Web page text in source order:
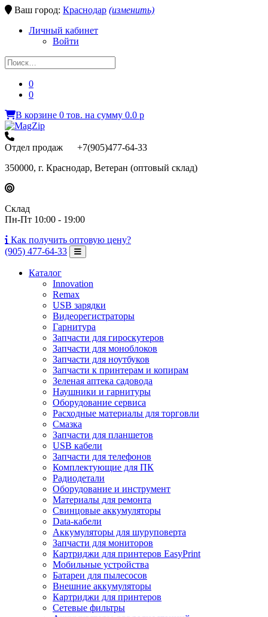
Ваш город: Краснодар (изменить)
Личный кабинет
Войти
0
0
В корзине 0 тов. на сумму 0.0 p
Отдел продаж +7(905)477-64-33
350000, г. Краснодар, Ветеран (оптовый склад)
Склад
Пн-Пт 10:00 - 19:00
Как получить оптовую цену?
(905) 477-64-33
Toggle Navigation
Каталог
Innovation
Remax
USB зарядки
Видеорегистраторы
Гарнитура
Запчасти для гироскутеров
Запчасти для моноблоков
Запчасти для ноутбуков
Запчасти к принтерам и копирам
Зеленая аптека садовода
Наушники и гарнитуры
Оборудование сервиса
Расходные материалы для торговли
Смазка
Запчасти для планшетов
USB кабели
Запчасти для телефонов
Комплектующие для ПК
Радиодетали
Оборудование и инструмент
Материалы для ремонта
Свинцовые аккумуляторы
Data-кабели
Аккумуляторы для шуруповерта
Запчасти для мониторов
Картриджи для принтеров EasyPrint
Мобильные устройства
Батареи для пылесосов
Внешние аккумуляторы
Картриджи для принтеров
Сетевые фильтры